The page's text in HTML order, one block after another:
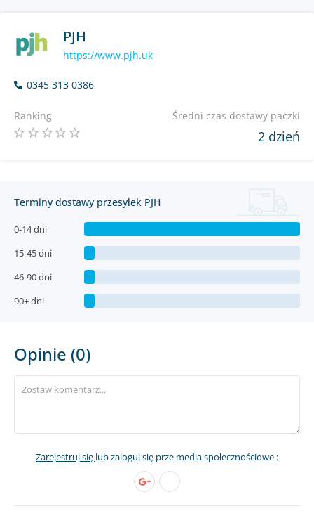
PJH
https://www.pjh.uk
0345 313 0386
Ranking Średni czas dostawy paczki
2 dzień
Terminy dostawy przesyłek PJH
0-14 dni
15-45 dni
46-90 dni
90+ dni
Opinie (0)
Zarejestruj się lub zaloguj się prze media społecznościowe :